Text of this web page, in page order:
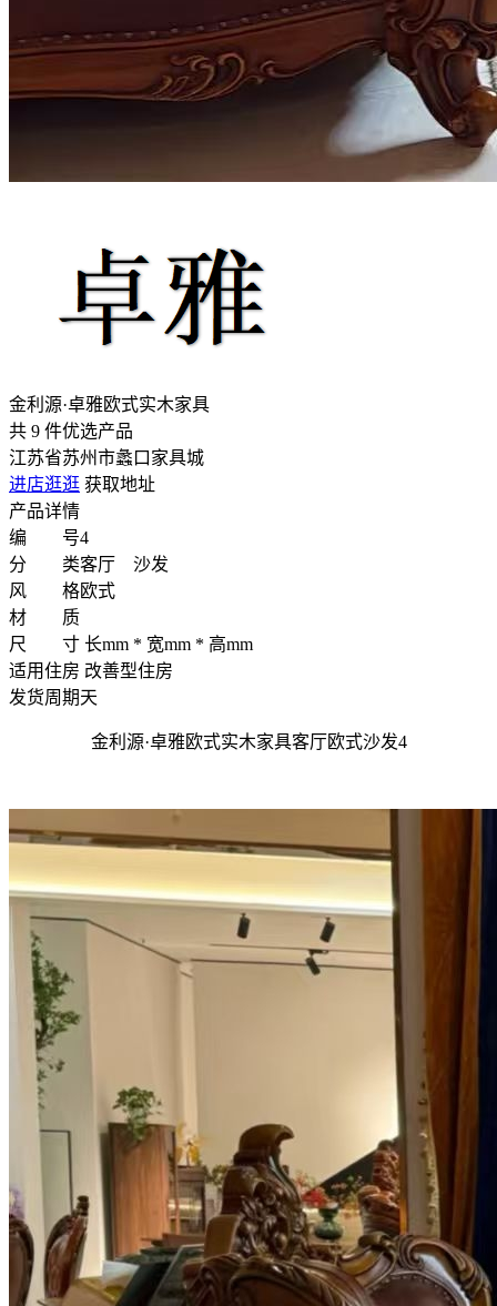
金利源·卓雅欧式实木家具
共 9 件优选产品
江苏省苏州市蠡口家具城
进店逛逛 获取地址
产品详情
编 号4
分 类客厅 沙发
风 格欧式
材 质
尺 寸 长mm * 宽mm * 高mm
适用住房 改善型住房
发货周期天
金利源·卓雅欧式实木家具客厅欧式沙发4